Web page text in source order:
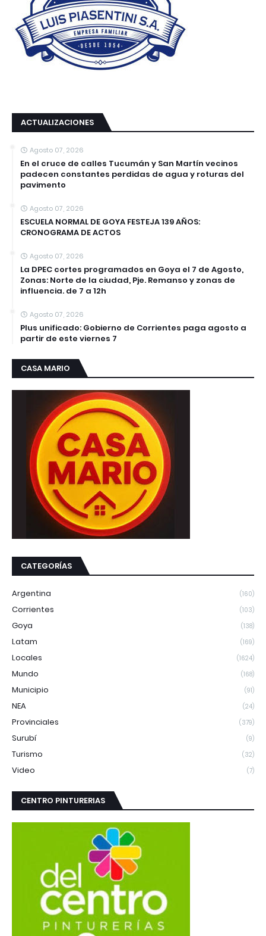
ACTUALIZACIONES
Agosto 07, 2026
En el cruce de calles Tucumán y San Martín vecinos
padecen constantes perdidas de agua y roturas del
pavimento
Agosto 07, 2026
ESCUELA NORMAL DE GOYA FESTEJA 139 AÑOS:
CRONOGRAMA DE ACTOS
Agosto 07, 2026
La DPEC cortes programados en Goya el 7 de Agosto,
Zonas: Norte de la ciudad, Pje. Remanso y zonas de
influencia. de 7 a 12h
Agosto 07, 2026
Plus unificado: Gobierno de Corrientes paga agosto a
partir de este viernes 7
CASA MARIO
CATEGORÍAS
Argentina (160)
Corrientes (103)
Goya (138)
Latam (169)
Locales (1624)
Mundo (168)
Municipio (91)
NEA (24)
Provinciales (379)
Surubí (9)
Turismo (32)
Video (7)
CENTRO PINTURERIAS